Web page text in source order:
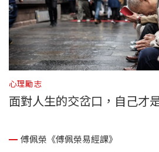
心理勵志
面對人生的交岔口，自己才
傅佩榮《傅佩榮易經課》